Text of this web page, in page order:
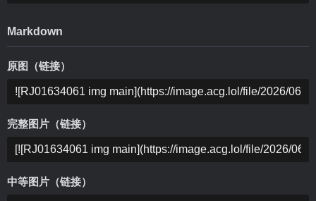
Markdown
原图（链接）
完整图片（链接）
中等图片（链接）